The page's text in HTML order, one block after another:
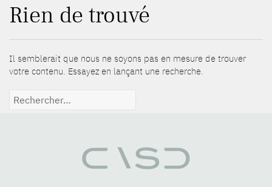
Rien de trouvé
Il semblerait que nous ne soyons pas en mesure de trouver
votre contenu. Essayez en lançant une recherche.
Rechercher :